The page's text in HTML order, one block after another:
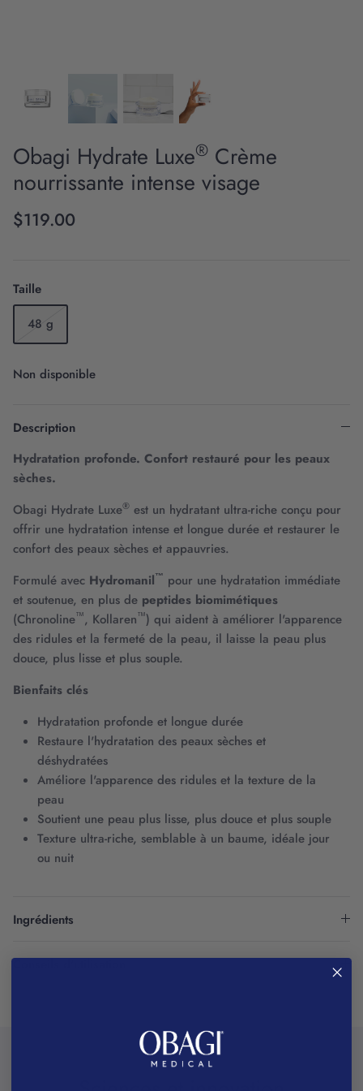
Innovation scientifique
Obagi Hydrate Luxe® Crème
nourrissante intense visage
$119.00
Taille
48 g
Non disponible
Description
Hydratation profonde. Confort restauré pour les peaux
sèches.
Obagi Hydrate Luxe® est un hydratant ultra-riche conçu pour
offrir une hydratation intense et longue durée et restaurer le
confort des peaux sèches et appauvries.
Formulé avec Hydromanil™ pour une hydratation immédiate
et soutenue, en plus de peptides biomimétiques
(Chronoline™, Kollaren™) qui aident à améliorer l'apparence
des ridules et la fermeté de la peau, il laisse la peau plus
douce, plus lisse et plus souple.
Bienfaits clés
Hydratation profonde et longue durée
Restaure l'hydratation des peaux sèches et
déshydratées
Améliore l'apparence des ridules et la texture de la
peau
Soutient une peau plus lisse, plus douce et plus souple
Texture ultra-riche, semblable à un baume, idéale jour
ou nuit
Ingrédients
Conseils d'utilisation